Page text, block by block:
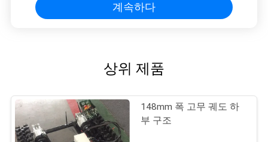
계속하다
상위 제품
148mm 폭 고무 궤도 하
부 구조